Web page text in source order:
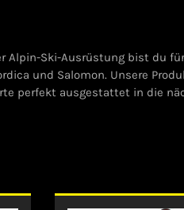
Ski-Ausrüstung bist du
und Salomon. Unsere
perfekt ausgestattet in die